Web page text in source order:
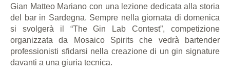
Gian Matteo Mariano con una lezione dedicata alla storia
del bar in Sardegna. Sempre nella giornata di domenica
si svolgerà il “The Gin Lab Contest”, competizione
organizzata da Mosaico Spirits che vedrà bartender
professionisti sfidarsi nella creazione di un gin signature
davanti a una giuria tecnica.